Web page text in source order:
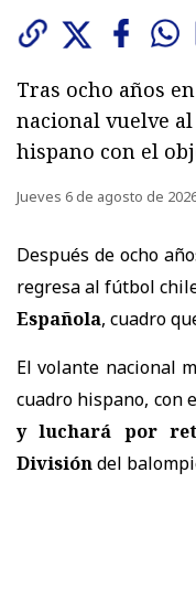
Tras ocho años
nacional vuelve
hispano con el
Jueves 6 de agosto de
Después de ocho
regresa al fútbol
Española, cuadro
El volante nacional
cuadro hispano, con
y luchará por
Divisióndel